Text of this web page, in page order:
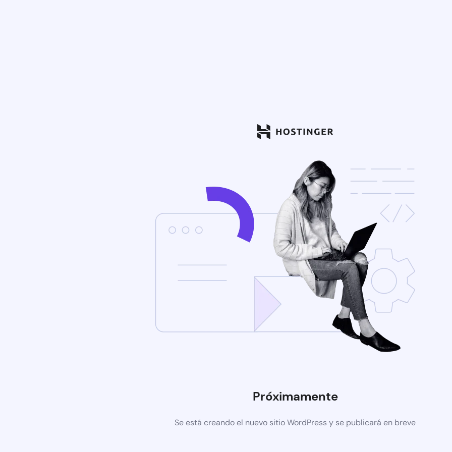
Próximamente
Se está creando el nuevo sitio WordPress y se publicará en breve